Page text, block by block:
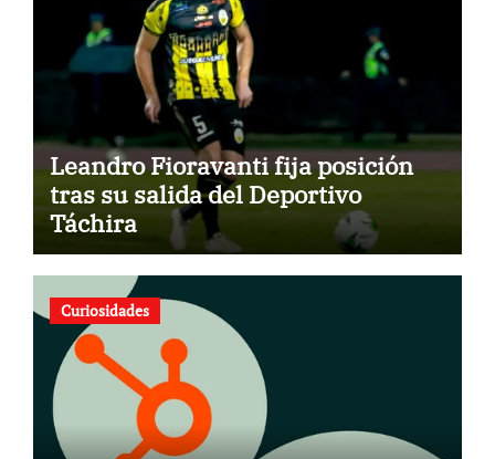
Leandro Fioravanti fija posición
tras su salida del Deportivo
Táchira
Curiosidades